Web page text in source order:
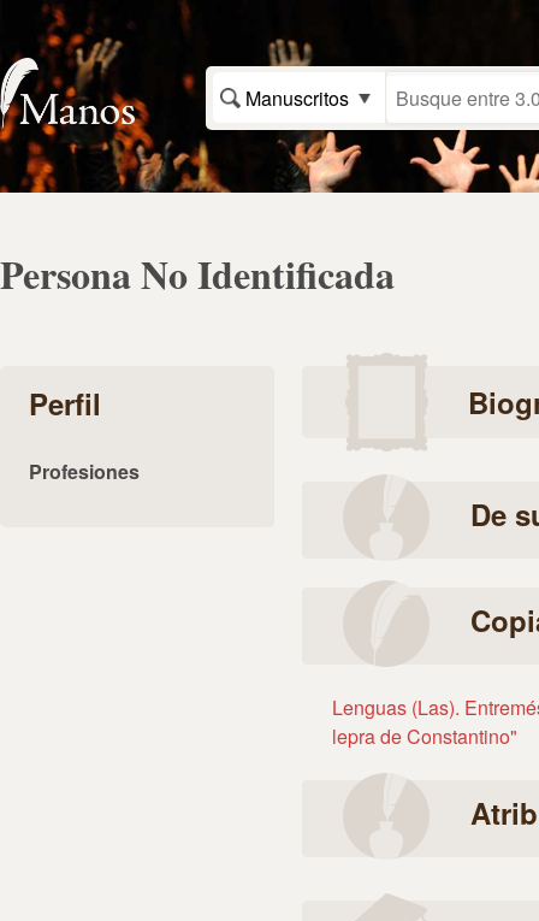
Manuscritos
Persona No Identificada
Perfil
Profesiones
De
Lenguas (Las).
lepra de Constantino"